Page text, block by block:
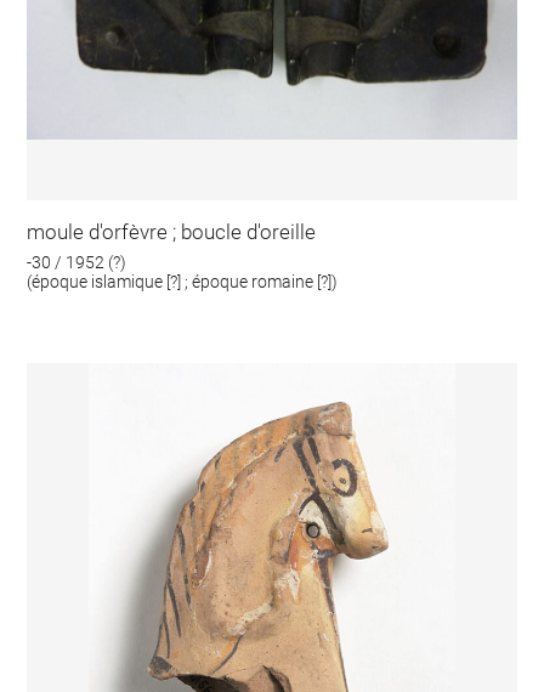
moule d'orfèvre ; boucle d'oreille
-30 / 1952 (?)
(époque islamique [?] ; époque romaine [?])